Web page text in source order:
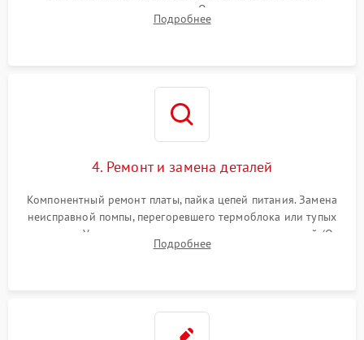
температуры и расходомера. Оценка степени износа
жерновов кофемолки, уплотнительных колец гидросистемы
Подробнее
4. Ремонт и замена деталей
Компонентный ремонт платы, пайка цепей питания. Замена
неисправной помпы, перегоревшего термоблока или тупых
жерновов. Установка новых силиконовых уплотнителей (O-
ring) и тефлоновых трубок для надежного устранения
Подробнее